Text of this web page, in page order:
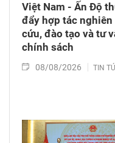
Việt Nam - Ấn Độ
đẩy hợp tác nghiên
cứu, đào tạo và tư
chính sách
08/08/2026 TIN